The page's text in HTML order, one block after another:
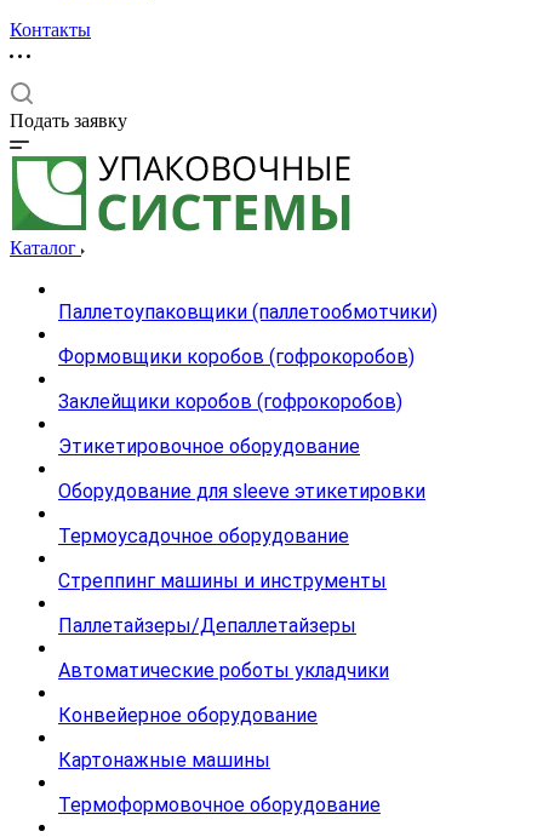
Контакты
Подать заявку
Каталог
Паллетоупаковщики (паллетообмотчики)
Формовщики коробов (гофрокоробов)
Заклейщики коробов (гофрокоробов)
Этикетировочное оборудование
Оборудование для sleeve этикетировки
Термоусадочное оборудование
Стреппинг машины и инструменты
Паллетайзеры/Депаллетайзеры
Автоматические роботы укладчики
Конвейерное оборудование
Картонажные машины
Термоформовочное оборудование